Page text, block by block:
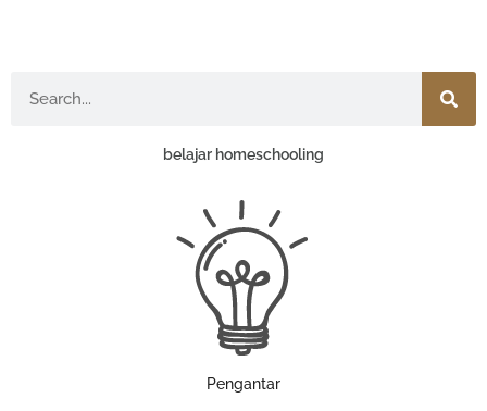
belajar homeschooling
Pengantar